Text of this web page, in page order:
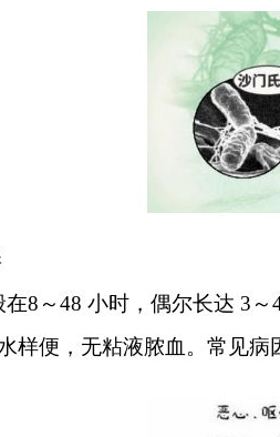
在8～48 小时 ，偶尔长达 3～
样便，无粘液脓血。常见